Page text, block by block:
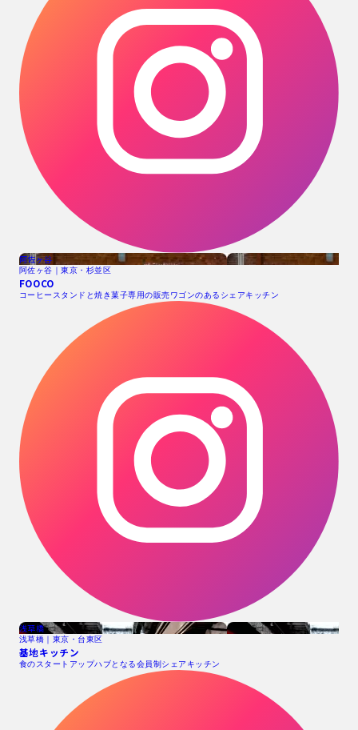
阿佐ヶ谷
阿佐ヶ谷｜東京・杉並区
FOOCO
コーヒースタンドと焼き菓子専用の販売ワゴンのあるシェアキッチン
浅草橋
浅草橋｜東京・台東区
基地キッチン
食のスタートアップハブとなる会員制シェアキッチン